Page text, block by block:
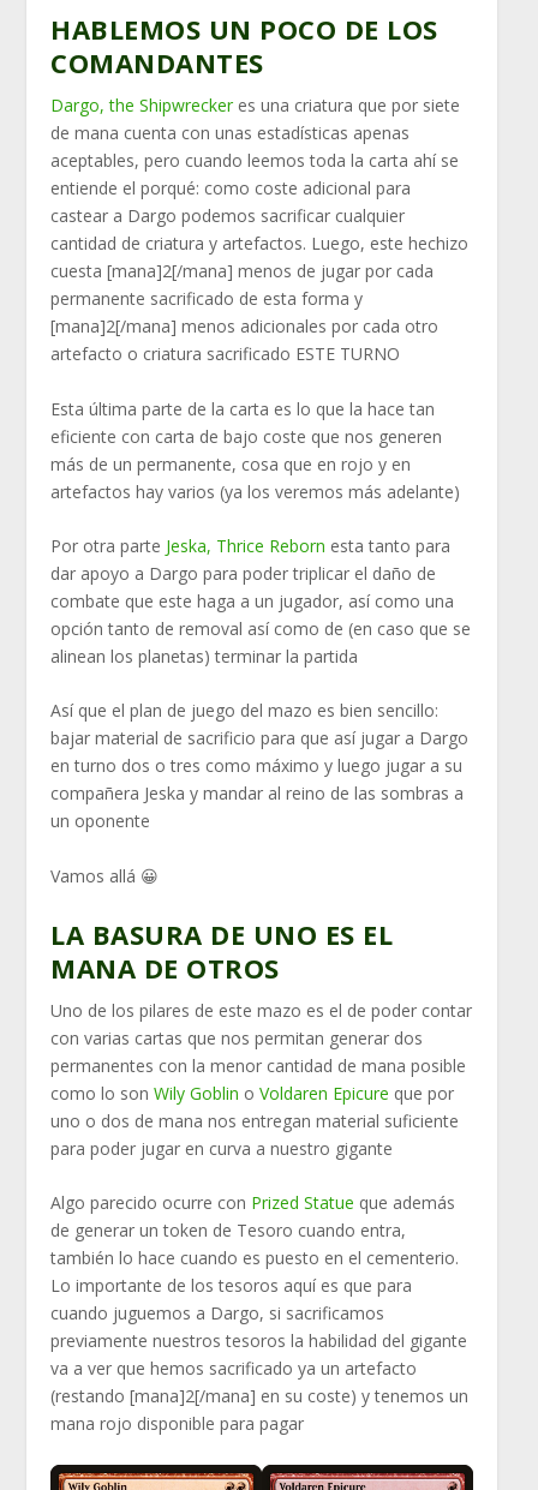
HABLEMOS UN POCO DE LOS
COMANDANTES
Dargo, the Shipwrecker es una criatura que por siete
de mana cuenta con unas estadísticas apenas
aceptables, pero cuando leemos toda la carta ahí se
entiende el porqué: como coste adicional para
castear a Dargo podemos sacrificar cualquier
cantidad de criatura y artefactos. Luego, este hechizo
cuesta [mana]2[/mana] menos de jugar por cada
permanente sacrificado de esta forma y
[mana]2[/mana] menos adicionales por cada otro
artefacto o criatura sacrificado ESTE TURNO
Esta última parte de la carta es lo que la hace tan
eficiente con carta de bajo coste que nos generen
más de un permanente, cosa que en rojo y en
artefactos hay varios (ya los veremos más adelante)
Por otra parte Jeska, Thrice Reborn esta tanto para
dar apoyo a Dargo para poder triplicar el daño de
combate que este haga a un jugador, así como una
opción tanto de removal así como de (en caso que se
alinean los planetas) terminar la partida
Así que el plan de juego del mazo es bien sencillo:
bajar material de sacrificio para que así jugar a Dargo
en turno dos o tres como máximo y luego jugar a su
compañera Jeska y mandar al reino de las sombras a
un oponente
Vamos allá 😀
LA BASURA DE UNO ES EL
MANA DE OTROS
Uno de los pilares de este mazo es el de poder contar
con varias cartas que nos permitan generar dos
permanentes con la menor cantidad de mana posible
como lo sonWily Goblin oVoldaren Epicure que por
uno o dos de mana nos entregan material suficiente
para poder jugar en curva a nuestro gigante
Algo parecido ocurre con Prized Statue que además
de generar un token de Tesoro cuando entra,
también lo hace cuando es puesto en el cementerio.
Lo importante de los tesoros aquí es que para
cuando juguemos a Dargo, si sacrificamos
previamente nuestros tesoros la habilidad del gigante
va a ver que hemos sacrificado ya un artefacto
(restando [mana]2[/mana] en su coste) y tenemos un
mana rojo disponible para pagar